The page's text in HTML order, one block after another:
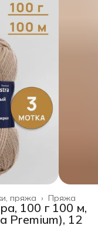
Пряжа
пряжа ›
100 г 100 м,
Premium), 12